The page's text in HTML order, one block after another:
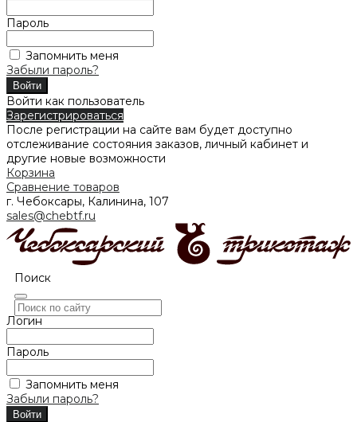
Пароль
Запомнить меня
Забыли пароль?
Войти как пользователь
Зарегистрироваться
После регистрации на сайте вам будет доступно
отслеживание состояния заказов, личный кабинет и
другие новые возможности
Корзина
Сравнение товаров
г. Чебоксары, Калинина, 107
sales@chebtf.ru
Поиск
Логин
Пароль
Запомнить меня
Забыли пароль?